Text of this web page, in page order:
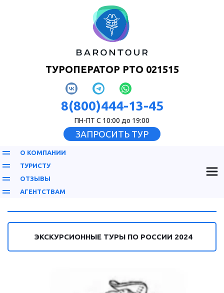
ТУРОПЕРАТОР РТО 021515
8(800)444-13-45
ПН-ПТ С 10:00 до 19:00
ЗАПРОСИТЬ ТУР
О КОМПАНИИ
ТУРИСТУ
ОТЗЫВЫ
АГЕНТСТВАМ
ЭКСКУРСИОННЫЕ ТУРЫ ПО РОССИИ 2024